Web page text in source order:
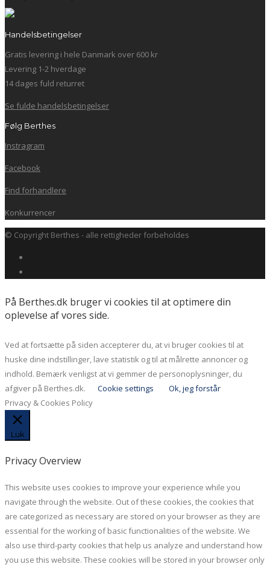
Handelsbetingelser
Gratis levering i hele Danmark over 600 kr
Levering 1-2 hverdage
14 dages fuld returret
Se fulde handelsbetingelser
Følg Berthes
Instragram
Facebook
Find forhandlere
Konkurrencer
© Copyright Berthes - alle rettigheder forbeholdes
På Berthes.dk bruger vi cookies til at optimere din
oplevelse af vores side.
Ved at fortsætte på siden accepterer du, at vi bruger cookies til at
huske dine indstillinger, lave statistik og til at målrette annoncer og
indhold. Bemærk venligst at vi gemmer de personoplysninger, du
afgiver på Berthes.dk.
Cookie settings
Ok, jeg forstår
Privacy & Cookies Policy
Luk
Privacy Overview
This website uses cookies to improve your experience while you
navigate through the website. Out of these cookies, the cookies that
are categorized as necessary are stored on your browser as they are
essential for the working of basic functionalities of the website. We
also use third-party cookies that help us analyze and understand how
you use this website. These cookies will be stored in your browser only